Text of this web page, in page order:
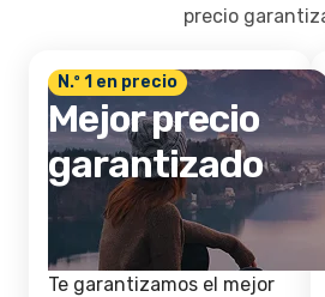
precio
N.º 1 en precio
Mejor precio
garantizado
Te garantizamos el mejor